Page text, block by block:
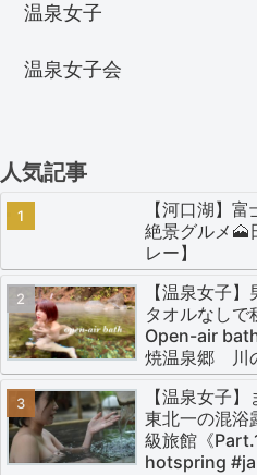
温泉女子
温泉女子会
人気記事
【河口湖】
絶景グルメ🗻
レー】
【温泉女子
タオルなし
Open-air
焼温泉郷 川
【温泉女子
東北一の混
級旅館《